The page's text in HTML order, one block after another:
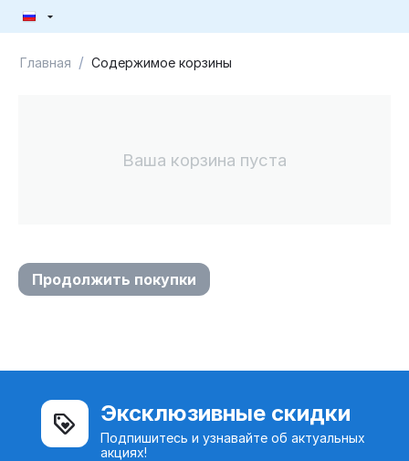
Главная / Содержимое корзины
Ваша корзина пуста
Продолжить покупки
Эксклюзивные скидки
Подпишитесь и узнавайте об актуальных
акциях!